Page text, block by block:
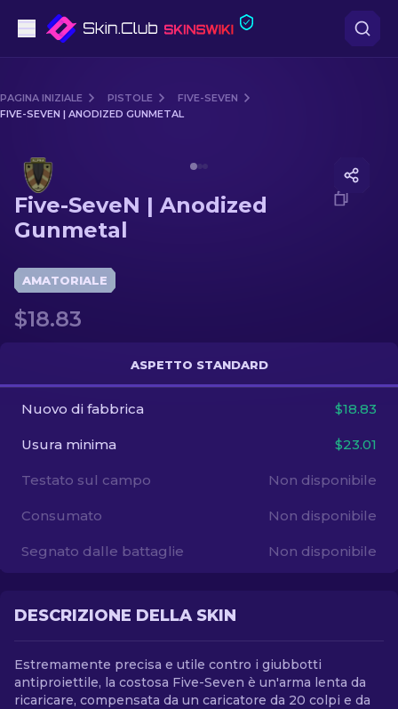
Fascia media
Fucile di precisione
Guanto
Altro
IT
PAGINA INIZIALE PISTOLE
FIVE-SEVEN
FIVE-SEVEN | ANODIZED GUNMETAL
Five-SeveN | Anodized
Gunmetal
AMATORIALE
$18.83
ASPETTO STANDARD
Nuovo di fabbrica $18.83
Usura minima $23.01
Testato sul campo Non disponibile
Consumato Non disponibile
Segnato dalle battaglie Non disponibile
DESCRIZIONE DELLA SKIN
Estremamente precisa e utile contro i giubbotti
antiproiettile, la costosa Five-Seven è un'arma lenta da
ricaricare, compensata da un caricatore da 20 colpi e da